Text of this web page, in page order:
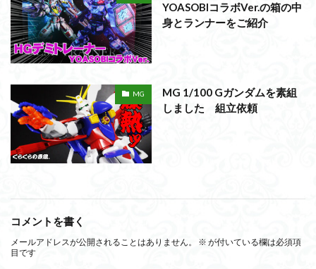
YOASOBIコラボVer.の箱の中
身とランナーをご紹介
MG
MG 1/100 Gガンダムを素組
しました 組立依頼
コメントを書く
メールアドレスが公開されることはありません。 ※ が付いている欄は必須項
目です